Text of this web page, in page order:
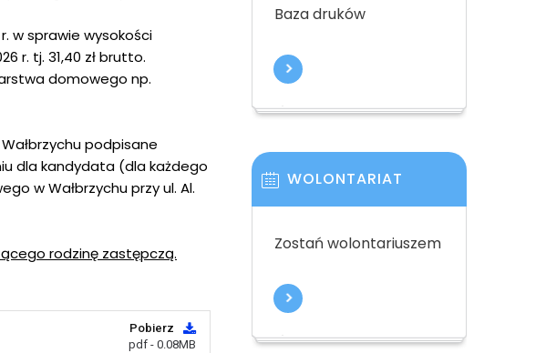
w sprawie wysokości
r. tj. 31,40 zł brutto.
domowego np.
podpisane
dla kandydata (dla każdego
w Wałbrzychu przy ul. Al.
rodzinę zastępczą.
Pobierz
pdf - 0.08MB
Baza druków
WOLONTARIAT
Zostań wolontariuszem